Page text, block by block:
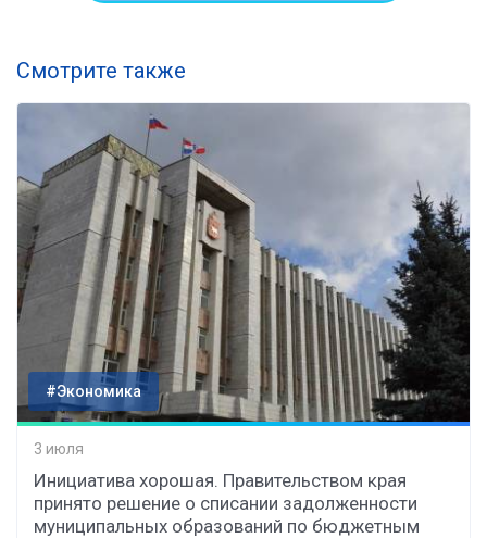
Смотрите также
#Экономика
3 июля
Инициатива хорошая. Правительством края
принято решение о списании задолженности
муниципальных образований по бюджетным